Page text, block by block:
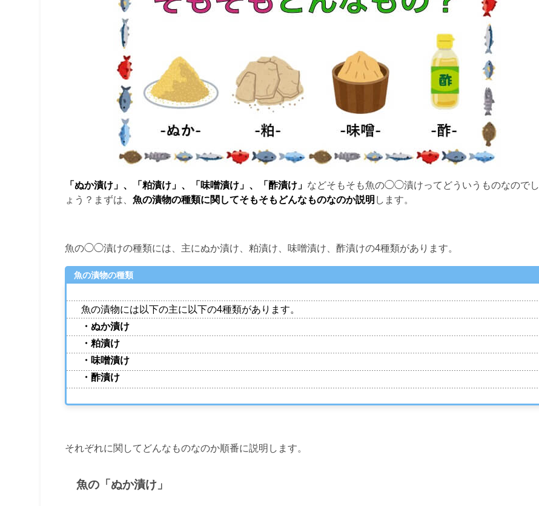
「ぬか漬け」、「粕漬け」、「味噌漬け」、「酢漬け」 などそもそも魚の◯◯漬けってどういうものなのでし
ょう？まずは、魚の漬物の種類に関してそもそもどんなものなのか説明 します。
魚の◯◯漬けの種類には、主にぬか漬け、粕漬け、味噌漬け、酢漬けの4種類があります。
魚の漬物の種類
魚の漬物には以下の主に以下の4種類があります。
・ぬか漬け
・粕漬け
・味噌漬け
・酢漬け
それぞれに関してどんなものなのか順番に説明します。
魚の「ぬか漬け」